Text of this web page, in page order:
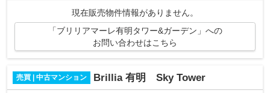
現在販売物件情報がありません。
「ブリリアマーレ有明タワー&ガーデン」への
お問い合わせはこちら
売買 | 中古マンション Brillia 有明 Sky Tower